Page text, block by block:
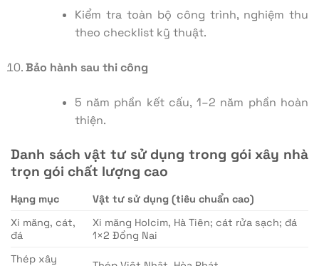
Kiểm tra toàn bộ công trình, nghiệm thu
theo checklist kỹ thuật.
Bảo hành sau thi công
5 năm phần kết cấu, 1–2 năm phần hoàn
thiện.
Danh sách vật tư sử dụng trong gói xây nhà
trọn gói chất lượng cao
Hạng mục
Vật tư sử dụng (tiêu chuẩn cao)
Xi măng, cát,
đá
Xi măng Holcim, Hà Tiên; cát rửa sạch; đá
1×2 Đồng Nai
Thép xây